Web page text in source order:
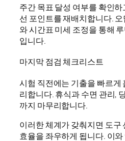
주간 목표 달성 여부를 확인
선 포인트를 재배치합니다.
와 시간표 미세 조정을 통해
입니다.
마지막 점검 체크리스트
시험 직전에는 기출을 빠르게
리합니다. 휴식과 수면 관리,
까지 마무리합니다.
이러한 체계가 갖춰지면 도구
효율을 좌우하게 됩니다. 이